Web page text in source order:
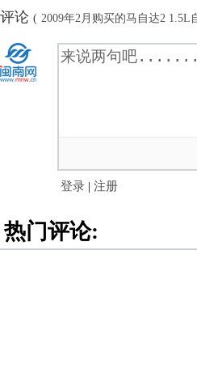
评论 ( 2009年2月购买的马自达2 1.5L
登录 | 注册
热门评论: